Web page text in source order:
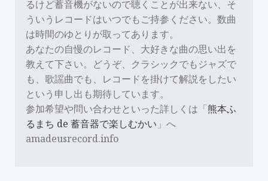
るけど蓄音機がないので聴くことが出来ない、そ
ういうレコードはいつでもご持参ください。数曲
は時間のゆとりが取ってあります。
あなたの自慢のレコード、大好きな曲の思い出を
教えて下さい。どうぞ、クラシックでもジャズで
も、歌謡曲でも、レコードを掛けて解説をしたい
という申し出も期待しています。
参加希望や問い合わせといった詳しくは「熊本ふ
るまち de 蓄音器で楽しむかい 」へ
amadeusrecord.info